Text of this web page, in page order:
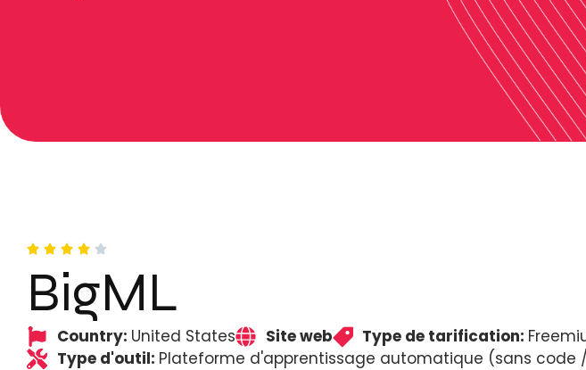
BigML
Country: United States Site web Type de tarification:
Type d'outil: Plateforme d'apprentissage automatique (sans code